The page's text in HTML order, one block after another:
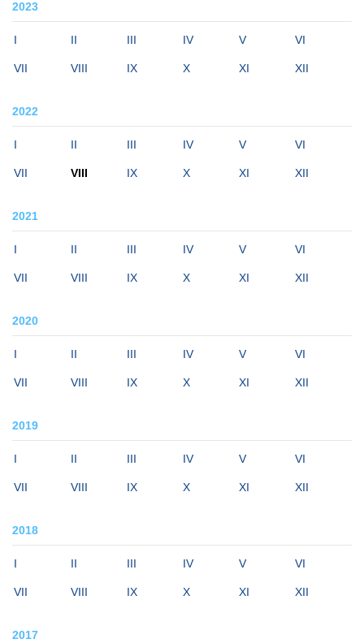
2023
I II III IV V VI
VII VIII IX X XI XII
2022
I II III IV V VI
VII VIII IX X XI XII
2021
I II III IV V VI
VII VIII IX X XI XII
2020
I II III IV V VI
VII VIII IX X XI XII
2019
I II III IV V VI
VII VIII IX X XI XII
2018
I II III IV V VI
VII VIII IX X XI XII
2017